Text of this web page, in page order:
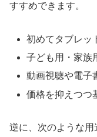
すすめできます。
初めてタブレッ
子ども用・家族
動画視聴や電子
価格を抑えつつ
逆に、次のような用